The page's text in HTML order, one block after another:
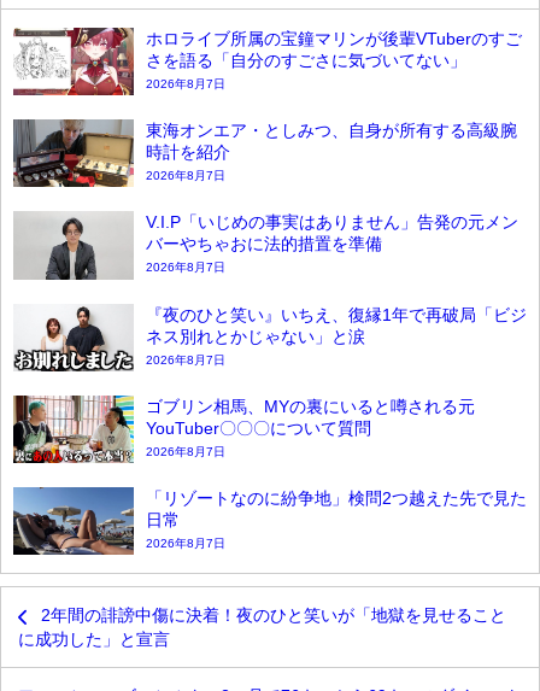
ホロライブ所属の宝鐘マリンが後輩VTuberのすご
さを語る「自分のすごさに気づいてない」
2026年8月7日
東海オンエア・としみつ、自身が所有する高級腕
時計を紹介
2026年8月7日
V.I.P「いじめの事実はありません」告発の元メン
バーやちゃおに法的措置を準備
2026年8月7日
『夜のひと笑い』いちえ、復縁1年で再破局「ビジ
ネス別れとかじゃない」と涙
2026年8月7日
ゴブリン相馬、MYの裏にいると噂される元
YouTuber〇〇〇について質問
2026年8月7日
「リゾートなのに紛争地」検問2つ越えた先で見た
日常
2026年8月7日
2年間の誹謗中傷に決着！夜のひと笑いが「地獄を見せること
に成功した」と宣言